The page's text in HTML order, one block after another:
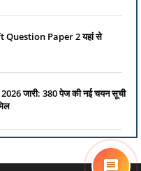
Question Paper 2 यहां से
जारी: 380 पेज की नई चयन सूची